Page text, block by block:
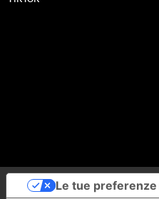
Le tue